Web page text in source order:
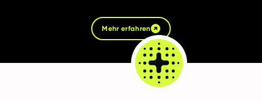
Mehr erfahren